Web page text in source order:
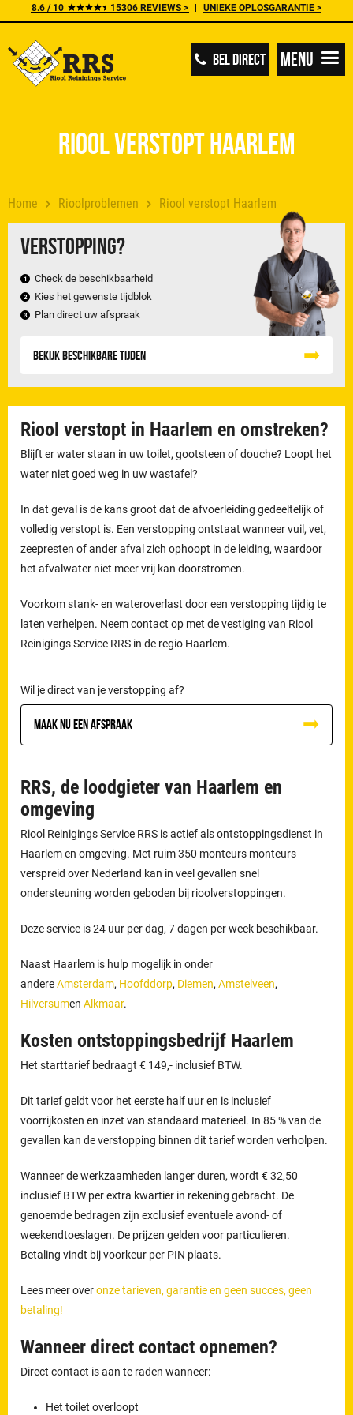
8.6 / 10 15306 REVIEWS > UNIEKE OPLOSGARANTIE >
BEL DIRECT Menu
Home Rioolproblemen Riool verstopt Haarlem
Verstopping?
Check de beschikbaarheid
Kies het gewenste tijdblok
Plan direct uw afspraak
Bekijk beschikbare tijden
Riool verstopt Haarlem
Riool verstopt in Haarlem en omstreken?
Blijft er water staan in uw toilet, gootsteen of douche? Loopt het
water niet goed weg in uw wastafel?
In dat geval is de kans groot dat de afvoerleiding gedeeltelijk of
volledig verstopt is. Een verstopping ontstaat wanneer vuil, vet,
zeepresten of ander afval zich ophoopt in de leiding, waardoor
het afvalwater niet meer vrij kan doorstromen.
Voorkom stank- en wateroverlast door een verstopping tijdig te
laten verhelpen. Neem contact op met de vestiging van Riool
Reinigings Service RRS in de regio Haarlem.
Wil je direct van je verstopping af?
Maak nu een afspraak
RRS, de loodgieter van Haarlem en
omgeving
Riool Reinigings Service RRS is actief als ontstoppingsdienst in
Haarlem en omgeving. Met ruim 350 monteurs monteurs
verspreid over Nederland kan in veel gevallen snel
ondersteuning worden geboden bij rioolverstoppingen.
Deze service is 24 uur per dag, 7 dagen per week beschikbaar.
Naast Haarlem is hulp mogelijk in onder
andereAmsterdam, Hoofddorp, Diemen,Amstelveen,
HilversumenAlkmaar.
Kosten ontstoppingsbedrijf Haarlem
Het starttarief bedraagt € 149,- inclusief BTW.
Dit tarief geldt voor het eerste half uur en is inclusief
voorrijkosten en inzet van standaard materieel. In 85 % van de
gevallen kan de verstopping binnen dit tarief worden verholpen.
Wanneer de werkzaamheden langer duren, wordt € 32,50
inclusief BTW per extra kwartier in rekening gebracht. De
genoemde bedragen zijn exclusief eventuele avond- of
weekendtoeslagen. De prijzen gelden voor particulieren.
Betaling vindt bij voorkeur per PIN plaats.
Lees meer overonze tarieven, garantie en geen succes, geen
betaling!
Wanneer direct contact opnemen?
Direct contact is aan te raden wanneer:
Het toilet overloopt